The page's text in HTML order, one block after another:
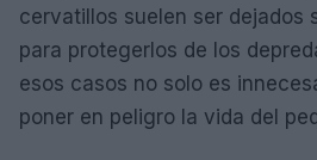
cervatillos suelen ser dejados
para protegerlos de los
esos casos no solo es
poner en peligro la vida del